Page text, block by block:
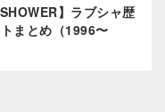
】ラブシャ歴
まとめ（1996〜